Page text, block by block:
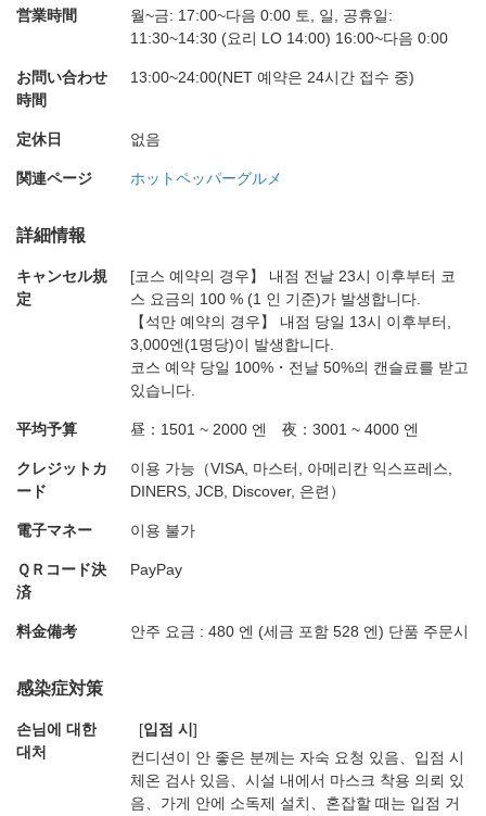
営業時間
월~금: 17:00~다음 0:00 토, 일, 공휴일:
11:30~14:30 (요리 LO 14:00) 16:00~다음 0:00
お問い合わせ
時間
13:00~24:00(NET 예약은 24시간 접수 중)
定休日 없음
関連ページ ホットペッパーグルメ
詳細情報
キャンセル規
定
[코스 예약의 경우】 내점 전날 23시 이후부터 코
스 요금의 100 % (1 인 기준)가 발생합니다.
【석만 예약의 경우】 내점 당일 13시 이후부터,
3,000엔(1명당)이 발생합니다.
코스 예약 당일 100%・전날 50%의 캔슬료를 받고
있습니다.
平均予算 昼：1501 ~ 2000 엔 夜：3001 ~ 4000 엔
クレジットカ
ード
이용 가능（VISA, 마스터, 아메리칸 익스프레스,
DINERS, JCB, Discover, 은련）
電子マネー 이용 불가
ＱＲコード決
済
PayPay
料金備考 안주 요금 : 480 엔 (세금 포함 528 엔) 단품 주문시
感染症対策
손님에 대한
대처
[입점 시 ]
컨디션이 안 좋은 분께는 자숙 요청 있음
입점 시
체온 검사 있음
시설 내에서 마스크 착용 의뢰 있
음
가게 안에 소독제 설치
혼잡할 때는 입점 거